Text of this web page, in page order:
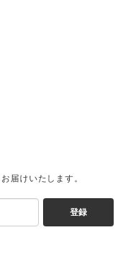
届けいたします。
登録